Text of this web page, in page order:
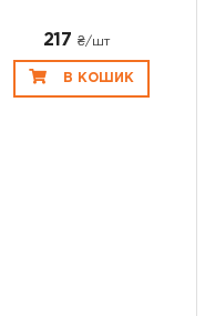
217 ₴/шт
В КОШИК